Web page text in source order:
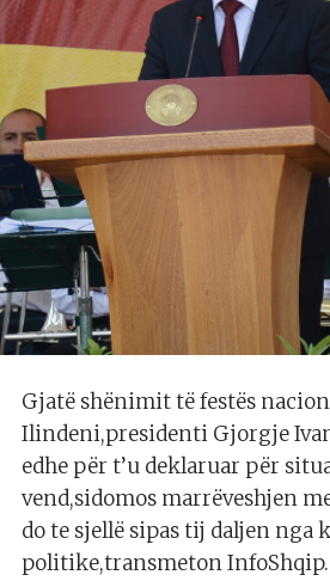
Gjatë shënimit të festës
Ilindeni,presidenti Gjorgje
edhe për t’u deklaruar për
vend,sidomos marrëveshjen
do te sjellë sipas tij daljen nga
politike,transmeton